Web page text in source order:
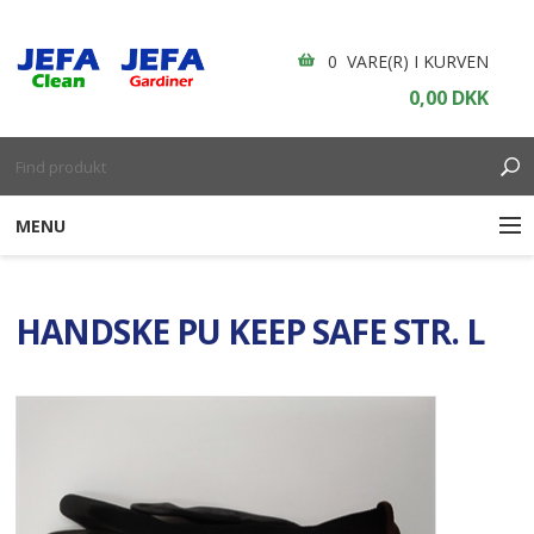
0 VARE(R) I KURVEN
0,00 DKK
MENU
ENGANGSARTIKLER
BOLIGINDRETNING
BORDDÆKNING
HANDSKE PU KEEP SAFE STR. L